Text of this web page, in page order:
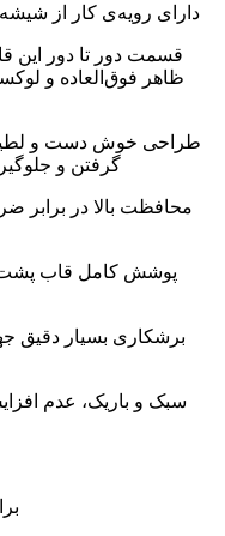
دارای رویه‌ی کار از
قسمت دور تا دور این
ظاهر فوق‌العاده و
طراحی خوش دست و
گرفتن و
محافظت بالا در برابر
پوشش کامل قاب پشت
برشکاری بسیار دقیق
سبک و باریک، عدم